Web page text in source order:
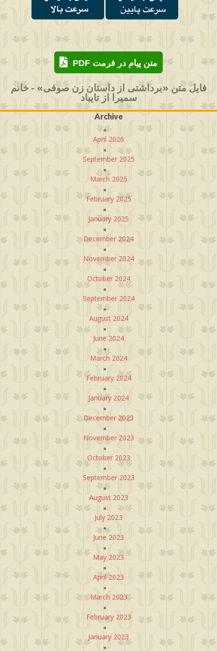
PDF متن پیام در فرمت
فایل متن «برداشتی از داستان زن صوفی» - خانم
سمیرا از تایباد
Archive
April 2026
September 2025
March 2025
February 2025
January 2025
December 2024
November 2024
October 2024
September 2024
August 2024
June 2024
March 2024
February 2024
January 2024
December 2023
November 2023
October 2023
September 2023
August 2023
July 2023
June 2023
May 2023
April 2023
March 2023
February 2023
January 2023